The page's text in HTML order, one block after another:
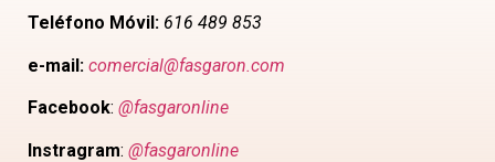
Teléfono Móvil: 616 489 853
e-mail: comercial@fasgaron.com
Facebook: @fasgaronline
Instragram: @fasgaronline